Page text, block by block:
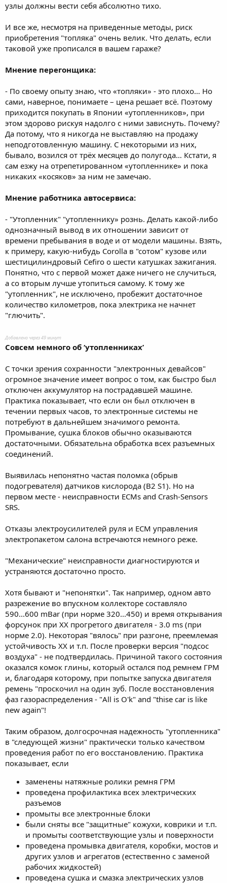
узлы должны вести себя абсолютно тихо.
И все же, несмотря на приведенные методы, риск
приобретения "топляка" очень велик. Что делать, если
таковой уже прописался в вашем гараже?
Мнение перегонщика:
- По своему опыту знаю, что «топляки» - это плохо… Но
сами, наверное, понимаете – цена решает всё. Поэтому
приходится покупать в Японии «утопленников», при
этом здорово рискуя надолго с ними зависнуть. Почему?
Да потому, что я никогда не выставляю на продажу
неподготовленную машину. С некоторыми из них,
бывало, возился от трёх месяцев до полугода… Кстати, я
сам езжу на отрепетированном «утопленнике» и пока
никаких «косяков» за ним не замечаю.
Мнение работника автосервиса:
- "Утопленник" "утопленнику» рознь. Делать какой-либо
однозначный вывод в их отношении зависит от
времени пребывания в воде и от модели машины. Взять,
к примеру, какую-нибудь Corolla в "сотом" кузове или
шестицилиндровый Cefiro о шести катушках зажигания.
Понятно, что с первой может даже ничего не случиться,
а со вторым лучше утопиться самому. К тому же
"утопленник", не исключено, пробежит достаточное
количество километров, пока электрика не начнет
"глючить".
Добавлено через 49 минут
Совсем немного об ‘утопленниках’
С точки зрения сохранности "электронных девайсов"
огромное значение имеет вопрос о том, как быстро был
отключен аккумулятор на пострадавшей машине.
Практика показывает, что если он был отключен в
течении первых часов, то электронные системы не
потребуют в дальнейшем значимого ремонта.
Промывание, сушка блоков обычно оказываются
достаточными. Обязательна обработка всех разъемных
соединений.
Выявилась непонятно частая поломка (обрыв
подогревателя) датчиков кислорода (B2 S1). Но на
первом месте - неисправности ECMs and Crash-Sensors
SRS.
Отказы электроусилителей руля и ECM управления
электропакетом салона встречаются немного реже.
"Механические" неисправности диагностируются и
устраняются достаточно просто.
Хотя бывают и "непонятки". Так например, одном авто
разрежение во впускном коллекторе составляло
590...600 mBar (при норме 320...450) и время открывания
форсунок при ХХ прогретого двигателя - 3.0 ms (при
норме 2.0). Некоторая "вялось" при разгоне, преемлемая
устойчивость ХХ и т.п. После проверки версия "подсос
воздуха" - не подтвердилась. Причиной такого состояния
оказался комок глины, который остался под ремнем ГРМ
и, благодаря которому, при попытке запуска двигателя
ремень "проскочил на один зуб. После восстановления
фаз газораспределения - "All is O'k" and "thise car is like
new again"!
Таким образом, долгосрочная надежность "утопленника"
в "следующей жизни" практически только качеством
проведения работ по его восстановлению. Практика
показывает, если
заменены натяжные ролики ремня ГРМ
проведена профилактика всех электрических
разъемов
промыты все электронные блоки
были сняты все "защитные" кожухи, коврики и т.п.
и промыты соответствующие узлы и поверхности
проведена промывка двигателя, коробки, мостов и
других узлов и агрегатов (естественно с заменой
рабочих жидкостей)
проведена сушка и смазка электрических узлов